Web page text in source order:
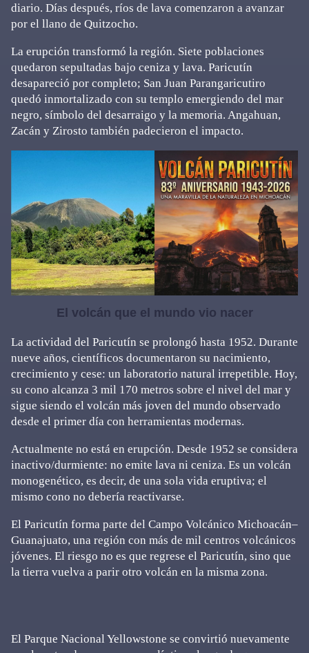
diario. Días después, ríos de lava comenzaron a avanzar
por el llano de Quitzocho.
La erupción transformó la región. Siete poblaciones
quedaron sepultadas bajo ceniza y lava. Paricutín
desapareció por completo; San Juan Parangaricutiro
quedó inmortalizado con su templo emergiendo del mar
negro, símbolo del desarraigo y la memoria. Angahuan,
Zacán y Zirosto también padecieron el impacto.
El volcán que el mundo vio nacer
La actividad del Paricutín se prolongó hasta 1952. Durante
nueve años, científicos documentaron su nacimiento,
crecimiento y cese: un laboratorio natural irrepetible. Hoy,
su cono alcanza 3 mil 170 metros sobre el nivel del mar y
sigue siendo el volcán más joven del mundo observado
desde el primer día con herramientas modernas.
Actualmente no está en erupción. Desde 1952 se considera
inactivo/durmiente: no emite lava ni ceniza. Es un volcán
monogenético, es decir, de una sola vida eruptiva; el
mismo cono no debería reactivarse.
El Paricutín forma parte del Campo Volcánico Michoacán–
Guanajuato, una región con más de mil centros volcánicos
jóvenes. El riesgo no es que regrese el Paricutín, sino que
la tierra vuelva a parir otro volcán en la misma zona.
El Parque Nacional Yellowstone se convirtió nuevamente